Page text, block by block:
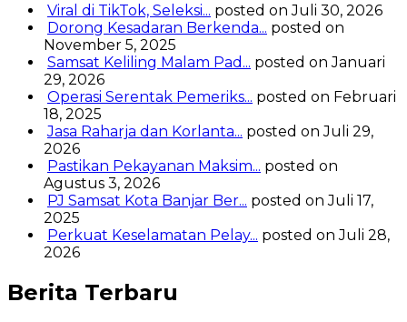
Viral di TikTok, Seleksi... posted on Juli 30, 2026
Dorong Kesadaran Berkenda... posted on
November 5, 2025
Samsat Keliling Malam Pad... posted on Januari
29, 2026
Operasi Serentak Pemeriks... posted on Februari
18, 2025
Jasa Raharja dan Korlanta... posted on Juli 29,
2026
Pastikan Pekayanan Maksim... posted on
Agustus 3, 2026
PJ Samsat Kota Banjar Ber... posted on Juli 17,
2025
Perkuat Keselamatan Pelay... posted on Juli 28,
2026
Berita Terbaru